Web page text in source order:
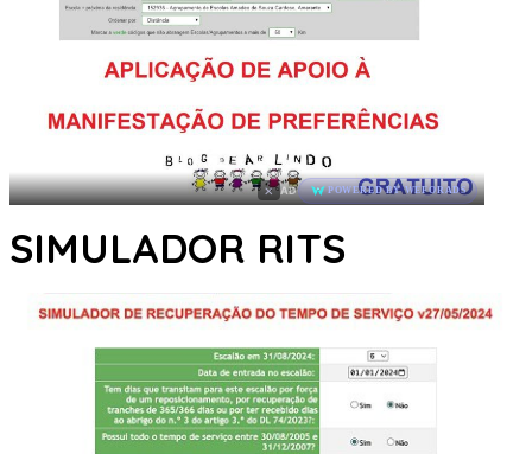
× AD POWERED BY WEFORADS
SIMULADOR RITS